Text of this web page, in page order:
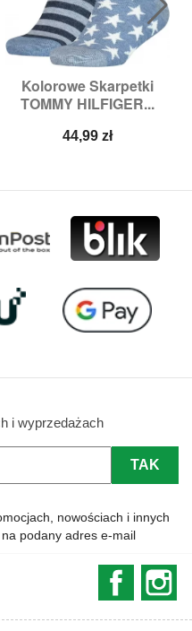
Kolorowe Skarpetki
TOMMY HILFIGER...
Cena
44,99 zł
i wyprzedażach
nowościach i innych
podany adres e-mail